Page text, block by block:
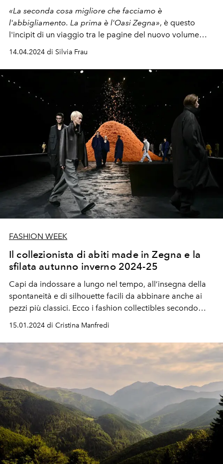
«La seconda cosa migliore che facciamo è
l'abbigliamento. La prima è l'Oasi Zegna», è questo
l'incipit di un viaggio tra le pagine del nuovo volume
edito da Rizzoli, "Born in Oasi Zegna", e nella storia del
14.04.2024 di Silvia Frau
FASHION WEEK
Il collezionista di abiti made in Zegna e la
sfilata autunno inverno 2024-25
Capi da indossare a lungo nel tempo, all’insegna della
spontaneità e di silhouette facili da abbinare anche ai
pezzi più classici. Ecco i fashion collectibles secondo
Zegna presentati con
la sfilata autunno inverno 2024-25
15.01.2024 di Cristina Manfredi